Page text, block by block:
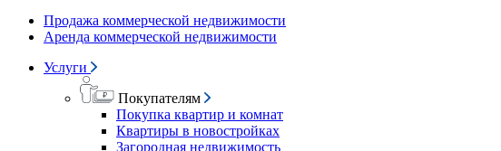
Продажа коммерческой недвижимости
Аренда коммерческой недвижимости
Услуги
Покупателям
Покупка квартир и комнат
Квартиры в новостройках
Загородная недвижимость